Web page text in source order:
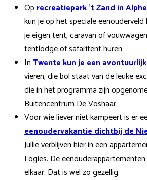
Oprecreatiepark 't Zand in
kun je op het speciale
je eigen tent, caravan of
tentlodge of safaritent huren.
InTwente kun je een
vieren, die bol staat van de leuke
die in het programma zijn
Buitencentrum De Voshaar.
Voor wie liever niet kampeert is er
eenoudervakantie dichtbij de
Jullie verblijven hier in een
Logies. De
elkaar. Dat is wel zo gezellig.